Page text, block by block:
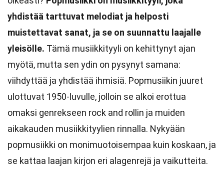
yhdistää tarttuvat melodiat ja helposti
muistettavat sanat, ja se on suunnattu laajalle
yleisölle. Tämä musiikkityyli on kehittynyt ajan
myötä, mutta sen ydin on pysynyt samana:
viihdyttää ja yhdistää ihmisiä. Popmusiikin juuret
ulottuvat 1950-luvulle, jolloin se alkoi erottua
omaksi genrekseen rock and rollin ja muiden
aikakauden musiikkityylien rinnalla. Nykyään
popmusiikki on monimuotoisempaa kuin koskaan, ja
se kattaa laajan kirjon eri alagenrejä ja vaikutteita.